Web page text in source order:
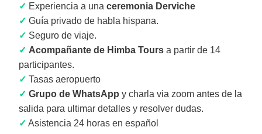
✓ Experiencia a una ceremonia Derviche
✓ Guía privado de habla hispana.
✓ Seguro de viaje.
✓ Acompañante de Himba Tours a partir de 14
participantes.
✓ Tasas aeropuerto
✓ Grupo de WhatsApp y charla via zoom antes de la
salida para ultimar detalles y resolver dudas.
✓ Asistencia 24 horas en español